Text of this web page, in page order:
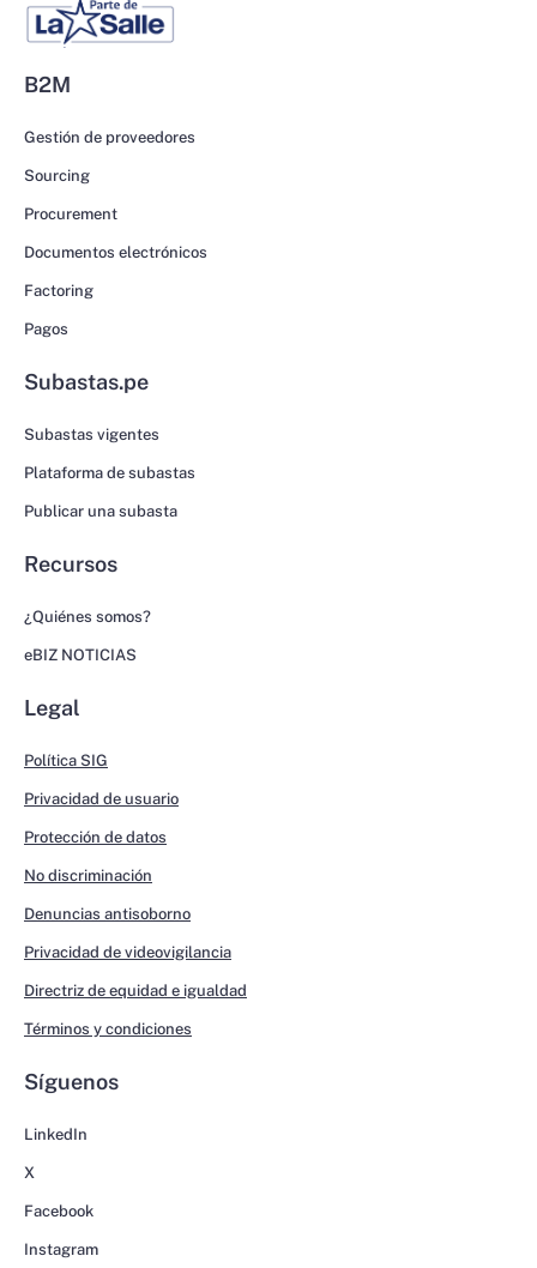
B2M
Gestión de proveedores
Sourcing
Procurement
Documentos electrónicos
Factoring
Pagos
Subastas.pe
Subastas vigentes
Plataforma de subastas
Publicar una subasta
Recursos
¿Quiénes somos?
eBIZ NOTICIAS
Legal
Política SIG
Privacidad de usuario
Protección de datos
No discriminación
Denuncias antisoborno
Privacidad de videovigilancia
Directriz de equidad e igualdad
Términos y condiciones
Síguenos
LinkedIn
X
Facebook
Instagram